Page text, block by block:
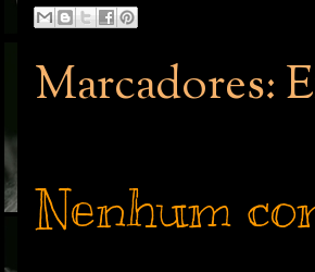
Marcadores:
Nenhum